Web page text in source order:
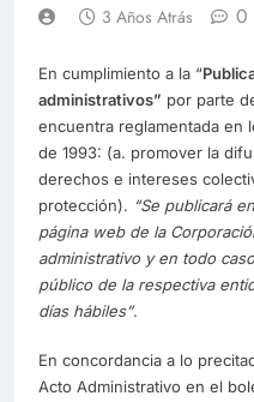
3 Años Atrás 0
En cumplimiento a la “
administrativos” por parte
encuentra reglamentada en
de 1993: (a. promover la
derechos e intereses
protección). “Se publicará
página web de la
administrativo y en todo
público de la respectiva
días hábiles”.
En concordancia a lo
Acto Administrativo en el